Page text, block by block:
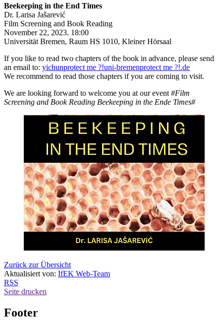
Beekeeping in the End Times
Dr. Larisa Jašarević
Film Screening and Book Reading
November 22, 2023. 18:00
Universität Bremen, Raum HS 1010, Kleiner Hörsaal
If you like to read two chapters of the book in advance, please send
an email to: yichunprotect me ?!uni-bremenprotect me ?!.de
We recommend to read those chapters if you are coming to visit.
We are looking forward to welcome you at our event #Film
Screening and Book Reading Beekeeping in the Ende Times#
Zurück zur Übersicht
Aktualisiert von: IfEK Web-Team
RSS
Seite drucken
Footer